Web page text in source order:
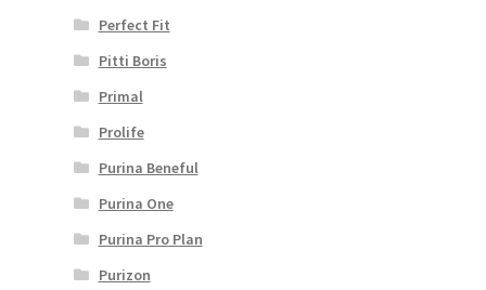
Perfect Fit
Pitti Boris
Primal
Prolife
Purina Beneful
Purina One
Purina Pro Plan
Purizon